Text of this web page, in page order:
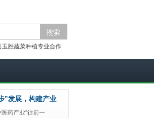
玉胜蔬菜种植专业合作
”发展，构建产业
药产业“往前一